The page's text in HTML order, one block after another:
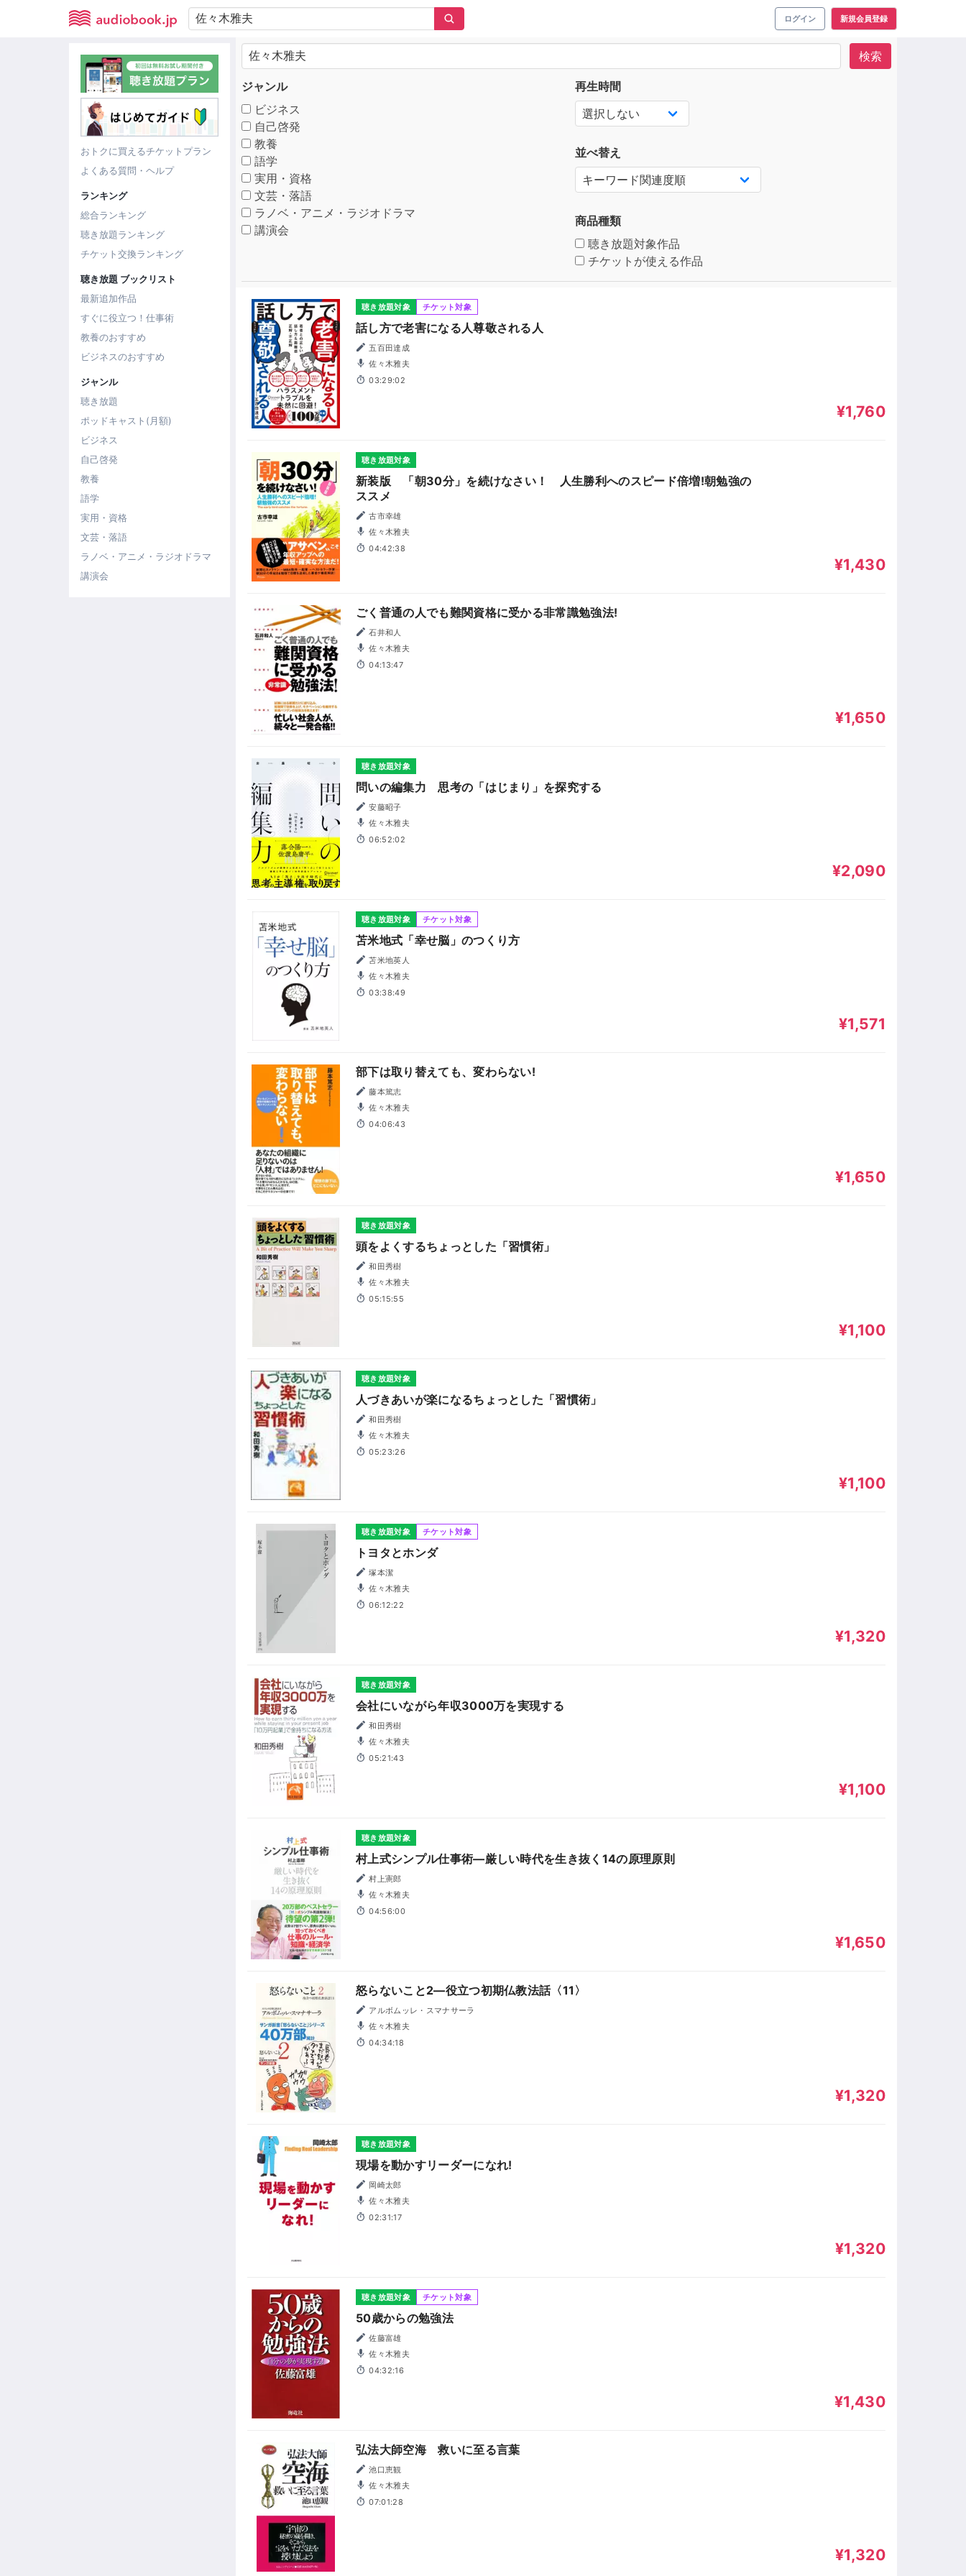
ログイン 新規会員登録
おトクに買えるチケットプラン
よくある質問・ヘルプ
ランキング
総合ランキング
聴き放題ランキング
チケット交換ランキング
聴き放題 ブックリスト
最新追加作品
すぐに役立つ！仕事術
教養のおすすめ
ビジネスのおすすめ
ジャンル
聴き放題
ポッドキャスト(月額)
ビジネス
自己啓発
教養
語学
実用・資格
文芸・落語
ラノベ・アニメ・ラジオドラマ
講演会
検索
ジャンル
ビジネス
自己啓発
教養
語学
実用・資格
文芸・落語
ラノベ・アニメ・ラジオドラマ
講演会
再生時間
並べ替え
商品種類
聴き放題対象作品
チケットが使える作品
聴き放題対象 チケット対象
話し方で老害になる人尊敬される人
五百田達成
佐々木雅夫
03:29:02
¥1,760
聴き放題対象
新装版 「朝30分」を続けなさい！ 人生勝利へのスピード倍増!朝勉強の
ススメ
古市幸雄
佐々木雅夫
04:42:38
¥1,430
ごく普通の人でも難関資格に受かる非常識勉強法!
石井和人
佐々木雅夫
04:13:47
¥1,650
聴き放題対象
問いの編集力 思考の「はじまり」を探究する
安藤昭子
佐々木雅夫
06:52:02
¥2,090
聴き放題対象 チケット対象
苫米地式「幸せ脳」のつくり方
苫米地英人
佐々木雅夫
03:38:49
¥1,571
部下は取り替えても、変わらない!
藤本篤志
佐々木雅夫
04:06:43
¥1,650
聴き放題対象
頭をよくするちょっとした「習慣術」
和田秀樹
佐々木雅夫
05:15:55
¥1,100
聴き放題対象
人づきあいが楽になるちょっとした「習慣術」
和田秀樹
佐々木雅夫
05:23:26
¥1,100
聴き放題対象 チケット対象
トヨタとホンダ
塚本潔
佐々木雅夫
06:12:22
¥1,320
聴き放題対象
会社にいながら年収3000万を実現する
和田秀樹
佐々木雅夫
05:21:43
¥1,100
聴き放題対象
村上式シンプル仕事術―厳しい時代を生き抜く14の原理原則
村上憲郎
佐々木雅夫
04:56:00
¥1,650
怒らないこと2―役立つ初期仏教法話〈11〉
アルボムッレ・スマナサーラ
佐々木雅夫
04:34:18
¥1,320
聴き放題対象
現場を動かすリーダーになれ!
岡崎太郎
佐々木雅夫
02:31:17
¥1,320
聴き放題対象 チケット対象
50歳からの勉強法
佐藤富雄
佐々木雅夫
04:32:16
¥1,430
弘法大師空海 救いに至る言葉
池口恵観
佐々木雅夫
07:01:28
¥1,320